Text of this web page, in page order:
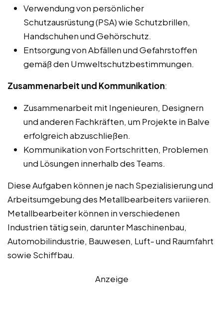
Verwendung von persönlicher
Schutzausrüstung (PSA) wie Schutzbrillen,
Handschuhen und Gehörschutz.
Entsorgung von Abfällen und Gefahrstoffen
gemäß den Umweltschutzbestimmungen.
Zusammenarbeit und Kommunikation:
Zusammenarbeit mit Ingenieuren, Designern
und anderen Fachkräften, um Projekte in Balve
erfolgreich abzuschließen.
Kommunikation von Fortschritten, Problemen
und Lösungen innerhalb des Teams.
Diese Aufgaben können je nach Spezialisierung und
Arbeitsumgebung des Metallbearbeiters variieren.
Metallbearbeiter können in verschiedenen
Industrien tätig sein, darunter Maschinenbau,
Automobilindustrie, Bauwesen, Luft- und Raumfahrt
sowie Schiffbau.
Anzeige